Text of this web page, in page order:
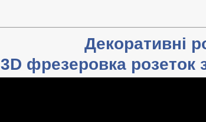
Декоративні
3D фрезеровка розеток